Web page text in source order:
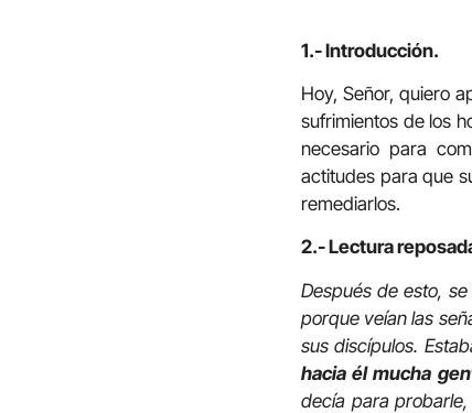
1.- Introducción.
Hoy, Señor, quiero
sufrimientos de los
necesario para
actitudes para que
remediarlos.
2.- Lectura
Después de esto,
porque veían las
sus discípulos.
hacia él mucha
decía para